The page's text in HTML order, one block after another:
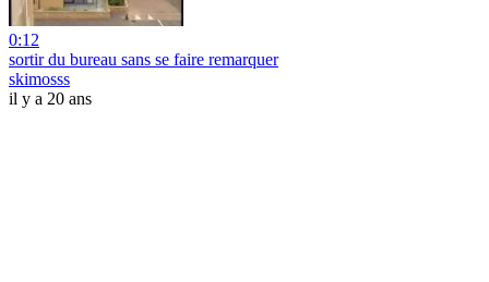
0:12
sortir du bureau sans se faire remarquer
skimosss
il y a 20 ans